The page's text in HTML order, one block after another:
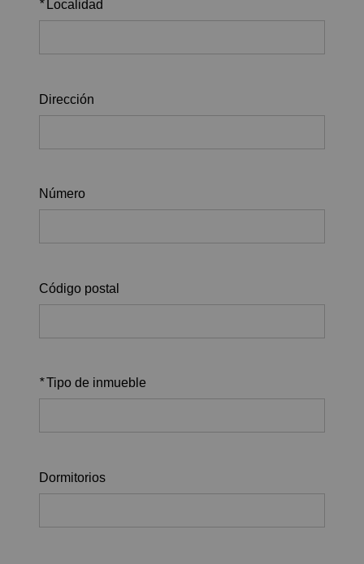
* Localidad
Dirección
Número
Código postal
*Tipo de inmueble
Dormitorios